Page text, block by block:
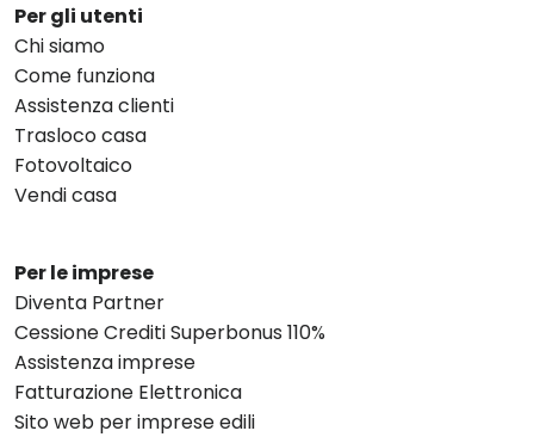
Per gli utenti
Chi siamo
Come funziona
Assistenza clienti
Trasloco casa
Fotovoltaico
Vendi casa
Per le imprese
Diventa Partner
Cessione Crediti Superbonus 110%
Assistenza imprese
Fatturazione Elettronica
Sito web per imprese edili